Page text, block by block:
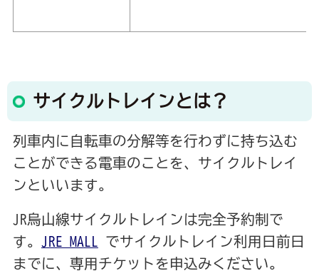
サイクルトレインとは？
列車内に自転車の分解等を行わずに持ち込む
ことができる電車のことを、サイクルトレイ
ンといいます。
JR烏山線サイクルトレインは完全予約制で
す。
JRE MALL
でサイクルトレイン利用日前日
までに、専用チケットを申込みください。